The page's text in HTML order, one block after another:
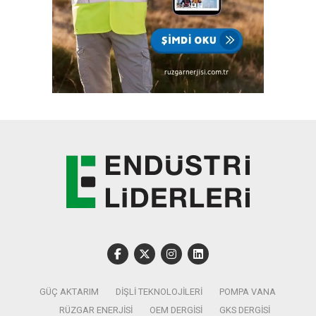
GÜÇ AKTARIM DIŞLI TEKNOLOJILERI
POMPA VANA
RÜZGAR ENERJISI
OEM DERGISI GKS DERGISI